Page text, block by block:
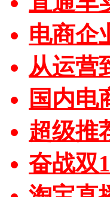
电商企
从运营
国内电
超级推
奋战双